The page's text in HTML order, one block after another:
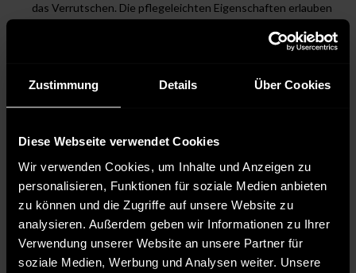
Zustimmung Details Über Cookies
Diese Webseite verwendet Cookies
Wir verwenden Cookies, um Inhalte und Anzeigen zu
personalisieren, Funktionen für soziale Medien anbieten
zu können und die Zugriffe auf unsere Website zu
analysieren. Außerdem geben wir Informationen zu Ihrer
Verwendung unserer Website an unsere Partner für
soziale Medien, Werbung und Analysen weiter. Unsere
das Verrutschen. Die pflegeleichten Eigenschaften erlauben
STYLE: Der Pullover lässt sich vielseitig kombinieren, von
entspannten Look oder zu Chinos für ein formelleres Outfit
Pflegehinweise
Pflegeleicht 30 °C
Bleichen nicht erlaubt
Nicht chemisch reinigen
Bügeln mit mittlerer Temperatur